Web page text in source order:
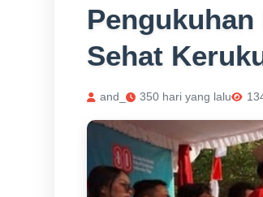
Pengukuhan
Sehat
and_ 350 hari yang lalu